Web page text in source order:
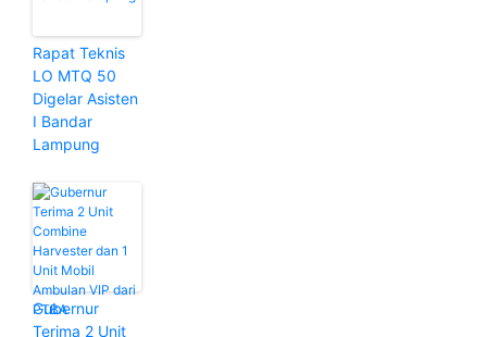
Rapat Teknis
LO MTQ 50
Digelar Asisten
I Bandar
Lampung
Gubernur
Terima 2 Unit